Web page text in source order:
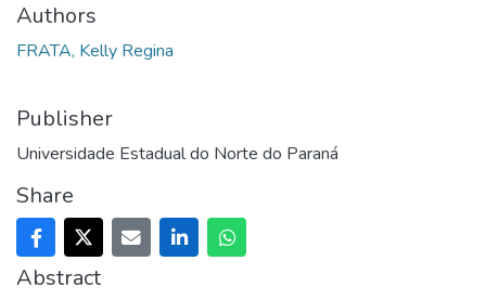
Authors
FRATA, Kelly Regina
Publisher
Universidade Estadual do Norte do Paraná
Share
Abstract